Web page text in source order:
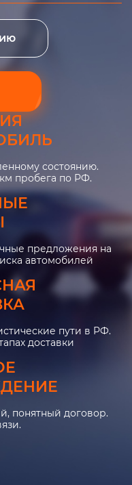
состоянию.
пробега по РФ.
предложения на
автомобилей
пути в РФ.
доставки
понятный договор.